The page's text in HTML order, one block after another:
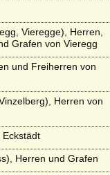
Vieregge), Herren,
Grafen von Vieregg
und Freiherren von
Herren von
Eckstädt
Herren und Grafen